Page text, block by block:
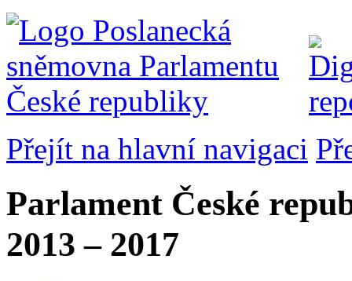
Přejít na hlavní navigaci
Parlament České
2013 – 2017